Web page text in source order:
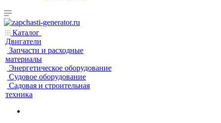
Каталог
Двигатели
Запчасти и расходные
материалы
Энергетическое оборудование
Судовое оборудование
Садовая и строительная
техника